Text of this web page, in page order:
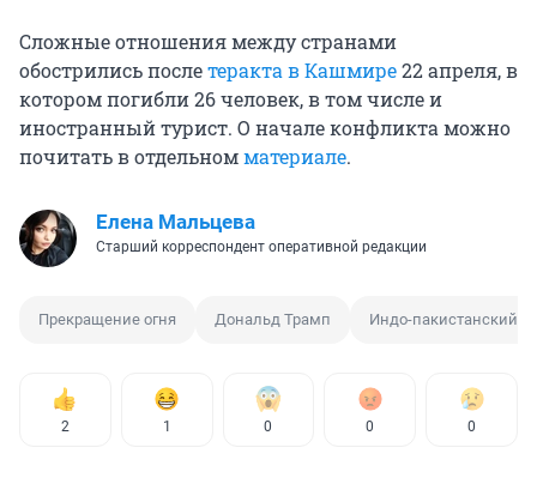
Сложные отношения между странами
обострились послетеракта в Кашмире22 апреля, в
котором погибли 26 человек, в том числе и
иностранный турист. О начале конфликта можно
почитать в отдельномматериале.
Елена Мальцева
Старший корреспондент оперативной редакции
Прекращение огня Дональд Трамп Индо-пакистанский
2 1 0 0 0